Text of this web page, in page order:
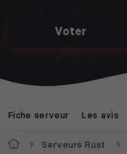
Voter
Fiche serveur Les avis
AccueilServeurs Rust